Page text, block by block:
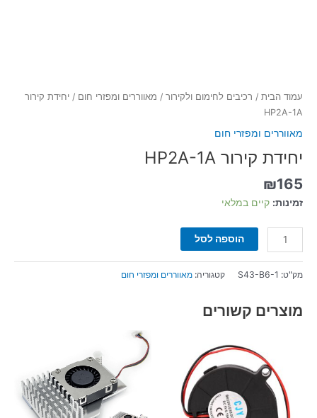
עמוד הבית / רכיבים לחימום ולקירור / מאווררים ומפזרי חום / יחידת קירור
HP2A-1A
מאווררים ומפזרי חום
יחידת קירור HP2A-1A
₪165
זמינות: קיים במלאי
הוספה לסל
מק"ט: S43-B6-1 קטגוריה: מאווררים ומפזרי חום
מוצרים קשורים